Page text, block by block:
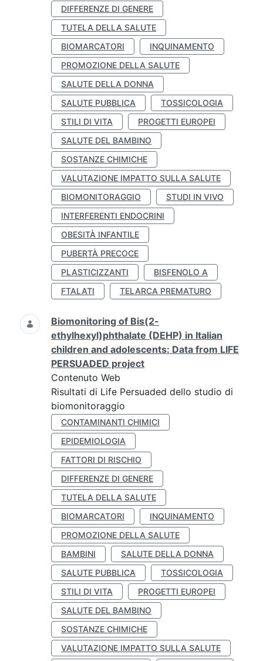
DIFFERENZE DI GENERE
TUTELA DELLA SALUTE
BIOMARCATORI
INQUINAMENTO
PROMOZIONE DELLA SALUTE
SALUTE DELLA DONNA
SALUTE PUBBLICA
TOSSICOLOGIA
STILI DI VITA
PROGETTI EUROPEI
SALUTE DEL BAMBINO
SOSTANZE CHIMICHE
VALUTAZIONE IMPATTO SULLA SALUTE
BIOMONITORAGGIO
STUDI IN VIVO
INTERFERENTI ENDOCRINI
OBESITÀ INFANTILE
PUBERTÀ PRECOCE
PLASTICIZZANTI
BISFENOLO A
FTALATI
TELARCA PREMATURO
Biomonitoring of Bis(2-
ethylhexyl)phthalate (DEHP) in Italian
children and adolescents: Data from LIFE
PERSUADED project
Contenuto Web
Risultati di Life Persuaded dello studio di
biomonitoraggio
CONTAMINANTI CHIMICI
EPIDEMIOLOGIA
FATTORI DI RISCHIO
DIFFERENZE DI GENERE
TUTELA DELLA SALUTE
BIOMARCATORI
INQUINAMENTO
PROMOZIONE DELLA SALUTE
BAMBINI
SALUTE DELLA DONNA
SALUTE PUBBLICA
TOSSICOLOGIA
STILI DI VITA
PROGETTI EUROPEI
SALUTE DEL BAMBINO
SOSTANZE CHIMICHE
VALUTAZIONE IMPATTO SULLA SALUTE